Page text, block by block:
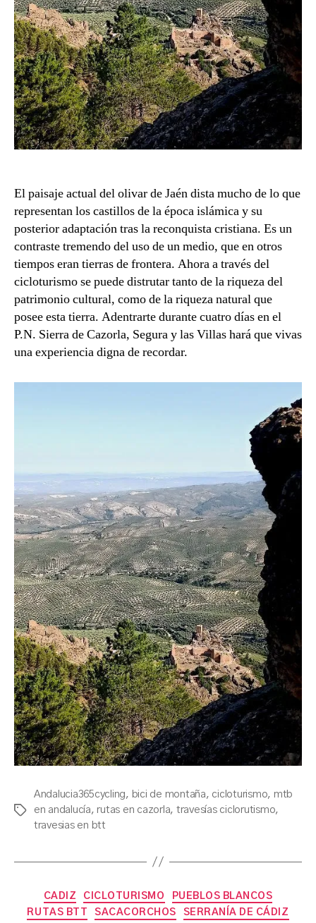
El paisaje actual del olivar de Jaén dista mucho de lo que
representan los castillos de la época islámica y su
posterior adaptación tras la reconquista cristiana. Es un
contraste tremendo del uso de un medio, que en otros
tiempos eran tierras de frontera. Ahora a través del
cicloturismo se puede distrutar tanto de la riqueza del
patrimonio cultural, como de la riqueza natural que
posee esta tierra. Adentrarte durante cuatro días en el
P.N. Sierra de Cazorla, Segura y las Villas hará que vivas
una experiencia digna de recordar.
Tags
Andalucia365cycling, bici de montaña, cicloturismo, mtb
en andalucía, rutas en cazorla, travesías ciclorutismo,
travesias en btt
Categories
CADIZ CICLOTURISMO
PUEBLOS BLANCOS
RUTAS BTT
SACACORCHOS
SERRANÍA DE CÁDIZ